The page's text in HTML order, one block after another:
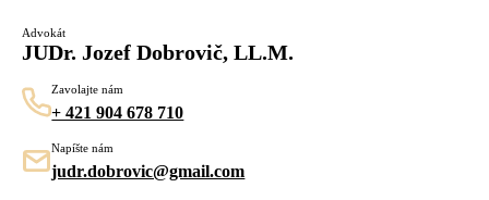
Advokát
JUDr. Jozef Dobrovič, LL.M.
Zavolajte nám
+ 421 904 678 710
Napíšte nám
judr.dobrovic@gmail.com